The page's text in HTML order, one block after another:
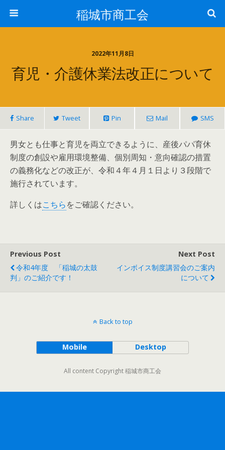
稲城市商工会
2022年11月8日
育児・介護休業法改正について
Share Tweet Pin Mail SMS
男女とも仕事と育児を両立できるように、産後パパ育休
制度の創設や雇用環境整備、個別周知・意向確認の措置
の義務化などの改正が、令和４年４月１日より３段階で
施行されています。
詳しくはこちらをご確認ください。
Previous Post
令和4年度 「稲城の太鼓
判」のご紹介です！
Next Post
インボイス制度講習会のご案内
について
Back to top
Mobile Desktop
All content Copyright 稲城市商工会